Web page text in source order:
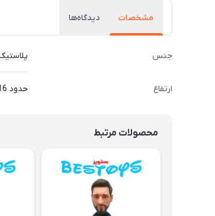
مشخصات دیدگاه‌ها
جنس
ارتفاع حدود 16 سانتی متر
محصولات مرتبط